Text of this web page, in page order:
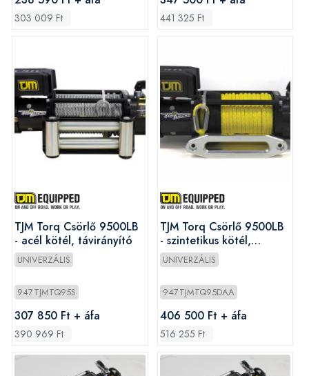
303 009 Ft 441 325 Ft
TJM Torq Csörlő 9500LB
- acél kötél, távirányító
UNIVERZÁLIS
947TJMTQ95S
307 850 Ft + áfa
390 969 Ft
TJM Torq Csörlő 9500LB
- szintetikus kötél,
távirányító
UNIVERZÁLIS
947TJMTQ95DAA
406 500 Ft + áfa
516 255 Ft